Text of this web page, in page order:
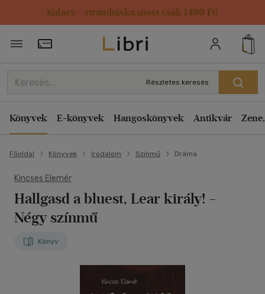
Kulacs / strandtáska most csak 1499 Ft!
Törzsvásárlói Kártya adatai
Részletes keresés
Könyvek E-könyvek Hangoskönyvek Antikvár
Főoldal Könyvek Irodalom Színmű Dráma
Kincses Elemér
Hallgasd a bluest, Lear király! -
Négy színmű
Könyv